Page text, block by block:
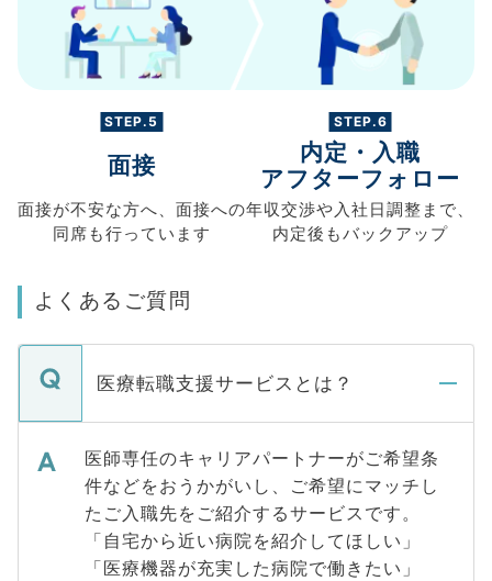
STEP.5
面接
面接が不安な方へ、 面接への
同席も行っています
STEP.6
内定・入職
アフターフォロー
年収交渉や入社日調整まで、
内定後もバックアップ
よくあるご質問
医療転職支援サービスとは？
医師専任のキャリアパートナーがご希望条
件などをおうかがいし、ご希望にマッチし
たご入職先をご紹介するサービスです。
「自宅から近い病院を紹介してほしい」
「医療機器が充実した病院で働きたい」